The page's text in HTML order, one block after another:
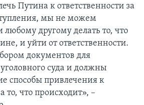
Путина к ответственности за
мы не можем
любому другому делать то, что
и уйти от ответственности.
документов для
суда и должны
способы привлечения к
то, что происходит», –